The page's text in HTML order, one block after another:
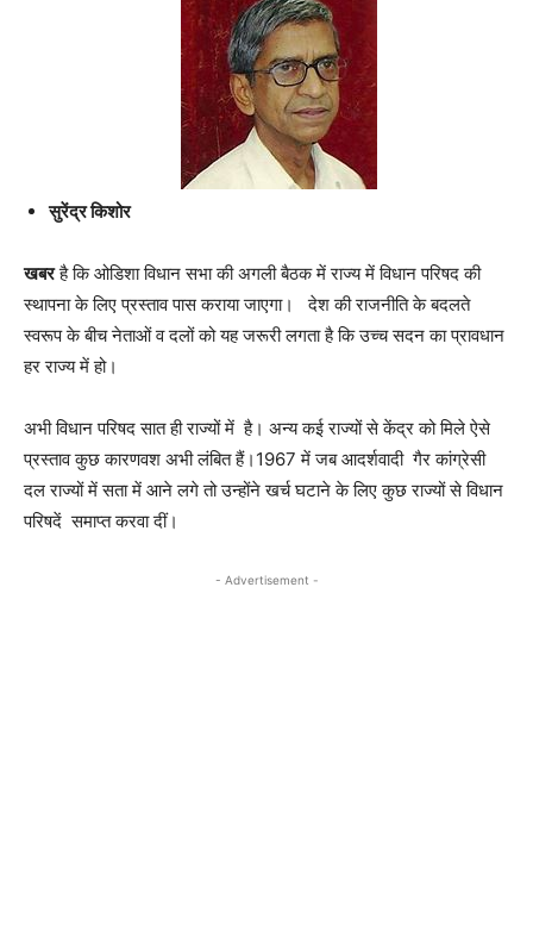
सुरेंद्र किशोर
खबरहै कि ओडिशा विधान सभा की अगली बैठक में राज्य में विधान परिषद की
स्थापना के लिए प्रस्ताव पास कराया जाएगा। देश की राजनीति के बदलते
स्वरूप के बीच नेताओं व दलों को यह जरूरी लगता है कि उच्च सदन का प्रावधान
हर राज्य में हो।
अभी विधान परिषद सात ही राज्यों में है। अन्य कई राज्यों से केंद्र को मिले ऐसे
प्रस्ताव कुछ कारणवश अभी लंबित हैं।1967 में जब आदर्शवादी गैर कांग्रेसी
दल राज्यों में सता में आने लगे तो उन्होंने खर्च घटाने के लिए कुछ राज्यों से विधान
परिषदें समाप्त करवा दीं।
- Advertisement -